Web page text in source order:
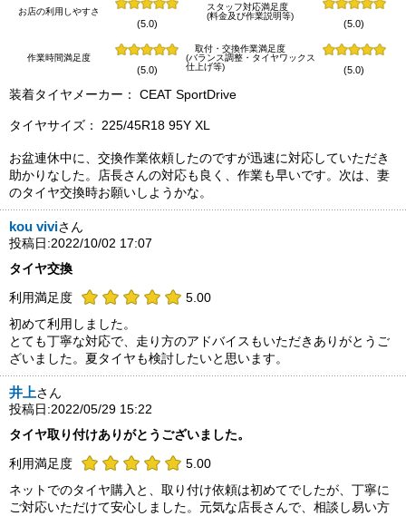
お店の利用しやすさ
(5.0)
スタッフ対応満足度
(料金及び作業説明等)
(5.0)
作業時間満足度
(5.0)
取付・交換作業満足度
(バランス調整・タイヤワックス
仕上げ等)
(5.0)
装着タイヤメーカー： CEAT SportDrive
タイヤサイズ： 225/45R18 95Y XL
お盆連休中に、交換作業依頼したのですが迅速に対応していただき
助かりなした。店長さんの対応も良く、作業も早いです。次は、妻
のタイヤ交換時お願いしようかな。
kou viviさん
投稿日:2022/10/02 17:07
タイヤ交換
利用満足度
5.00
初めて利用しました。
とても丁寧な対応で、走り方のアドバイスもいただきありがとうご
ざいました。夏タイヤも検討したいと思います。
井上さん
投稿日:2022/05/29 15:22
タイヤ取り付けありがとうございました。
利用満足度
5.00
ネットでのタイヤ購入と、取り付け依頼は初めてでしたが、丁寧に
ご対応いただけて安心しました。元気な店長さんで、相談し易い方